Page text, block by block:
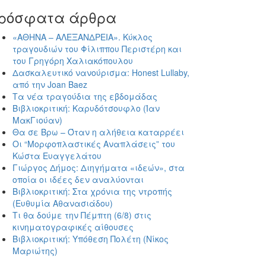
άρθρα
«ΑΘΗΝΑ – ΑΛΕΞΑΝΔΡΕΙΑ». Κύκλος
τραγουδιών του Φίλιππου Περιστέρη και
του Γρηγόρη Χαλιακόπουλου
Δασκαλευτικό νανούρισμα: Honest Lullaby,
από την Joan Baez
Τα νέα τραγούδια της εβδομάδας
Βιβλιοκριτική: Καρυδότσουφλο (Ίαν
ΜακΓιούαν)
Θα σε Βρω – Όταν η αλήθεια καταρρέει
Οι “Μορφοπλαστικές Αναπλάσεις” του
Κώστα Ευαγγελάτου
Γιώργος Δήμος: Διηγήματα «ιδεών», στα
οποία οι ιδέες δεν αναλύονται
Βιβλιοκριτική: Στα χρόνια της ντροπής
(Ευθυμία Αθανασιάδου)
Τι θα δούμε την Πέμπτη (6/8) στις
κινηματογραφικές αίθουσες
Βιβλιοκριτική: Υπόθεση Πολέτη (Νίκος
Μαριώτης)